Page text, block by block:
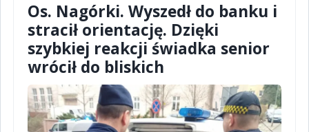
Os. Nagórki. Wyszedł do banku i
stracił orientację. Dzięki
szybkiej reakcji świadka senior
wrócił do bliskich